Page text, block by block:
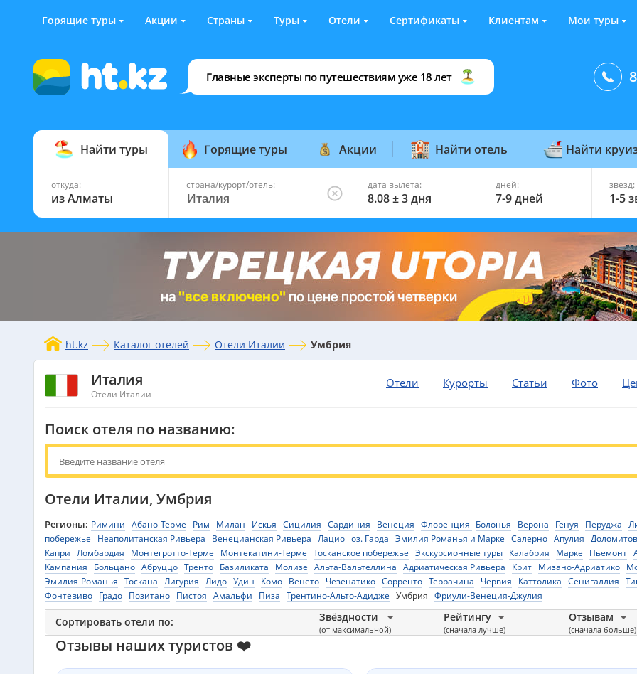
Горящие туры Акции Страны Туры Отели Сертификаты Клиентам Мои туры
Главные эксперты по путешествиям уже 18 лет
Найти туры Горящие туры Акции Найти отель Найти
откуда:
из Алматы
страна/курорт/отель: дата вылета:
8.08 ± 3 дня
дней:
7-9 дней
звезд:
1-5
ht.kz Каталог отелей Отели Италии Умбрия
Отели Курорты Статьи Фото
Италия
Отели Италии
Поиск отеля по названию:
Отели Италии, Умбрия
Регионы: Римини Абано-Терме Рим Милан Искья Сицилия Сардиния Венеция Флоренция Болонья Верона Генуя Перуджа
побережье
Неаполитанская Ривьера Венецианская Ривьера Лацио оз. Гарда Эмилия Романья и Марке Салерно Апулия
Капри Ломбардия Монтегротто-Терме Монтекатини-Терме Тосканское побережье Экскурсионные туры Калабрия Марке Пьемонт
Кампания
Больцано Абруццо Тренто Базиликата Молизе Альта-Вальтеллина Адриатическая Ривьера Крит Мизано-Адриатико
Эмилия-Романья Тоскана Лигурия Лидо Удин Комо Венето Чезенатико Сорренто Террачина Червия Каттолика Сенигаллия
Фонтевиво Градо Позитано Пистоя Амальфи Пиза Трентино-Альто-Адидже Умбрия Фриули-Венеция-Джулия
Сортировать отели по: Звёздности
(от максимальной)
Рейтингу
(сначала лучше)
Отзывам
(сначала больше)
Отзывы наших туристов ❤️